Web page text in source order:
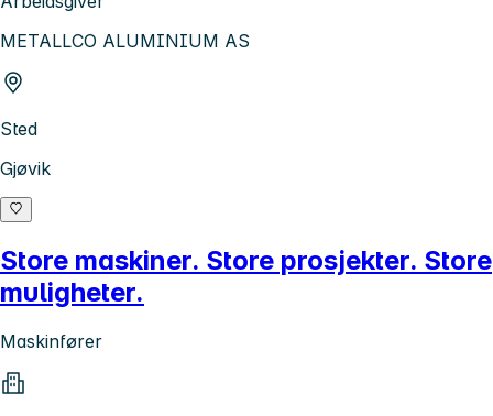
METALLCO ALUMINIUM AS
Sted
Gjøvik
Store maskiner. Store prosjekter. Store
muligheter.
Maskinfører